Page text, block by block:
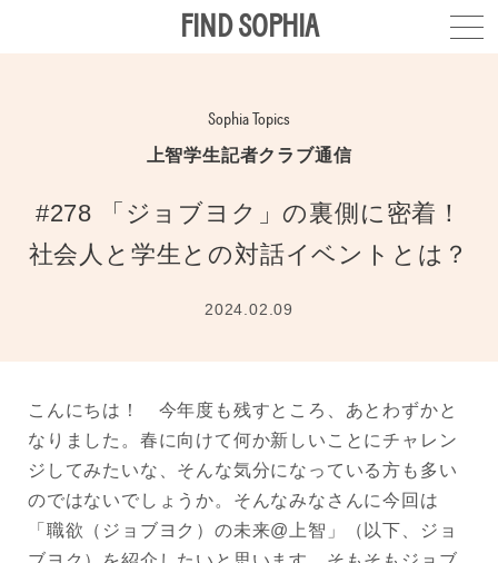
FIND SOPHIA
Sophia Topics
上智学生記者クラブ通信
#278 「ジョブヨク」の裏側に密着！
社会人と学生との対話イベントとは？
2024.02.09
こんにちは！ 今年度も残すところ、あとわずかと
なりました。春に向けて何か新しいことにチャレン
ジしてみたいな、そんな気分になっている方も多い
のではないでしょうか。そんなみなさんに今回は
「職欲（ジョブヨク）の未来@上智」（以下、ジョ